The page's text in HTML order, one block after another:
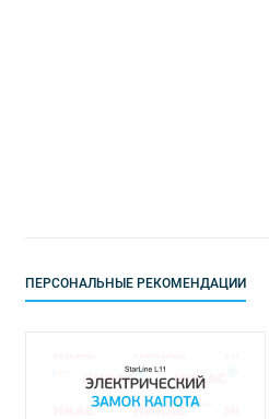
ПЕРСОНАЛЬНЫЕ РЕКОМЕНДАЦИИ